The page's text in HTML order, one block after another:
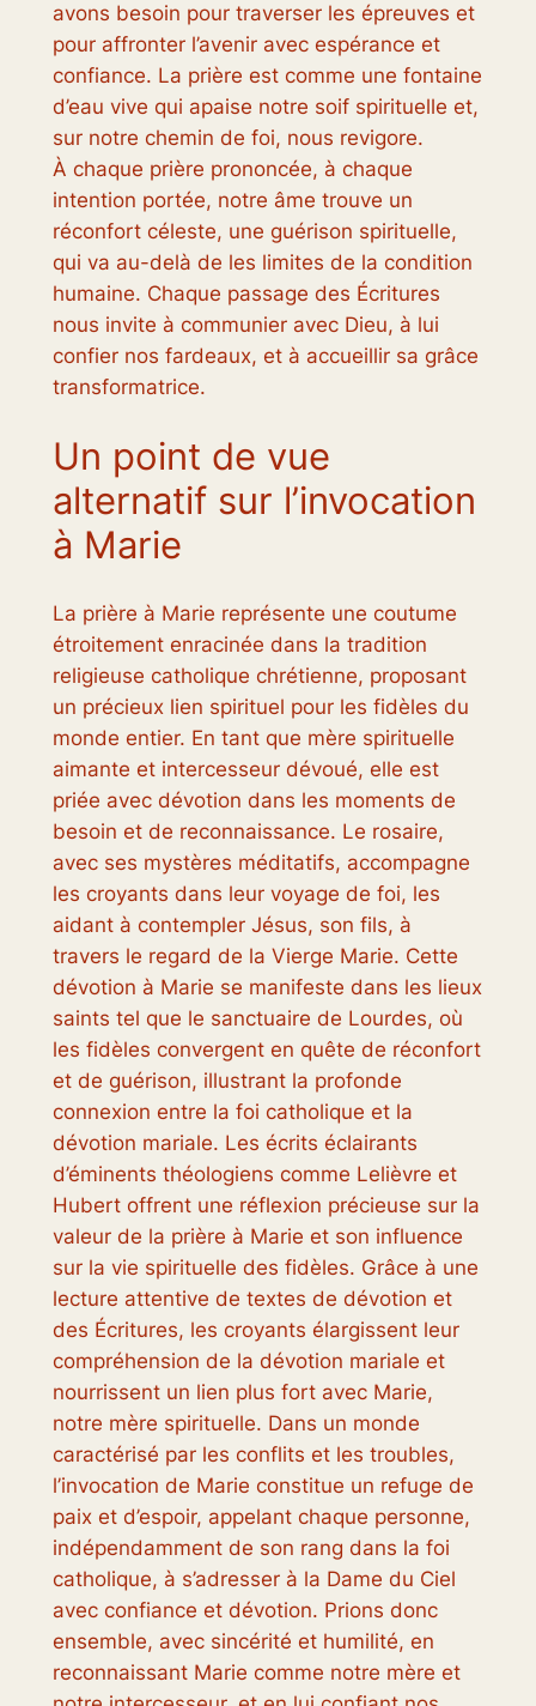
avons besoin pour traverser les épreuves et
pour affronter l’avenir avec espérance et
confiance. La prière est comme une fontaine
d’eau vive qui apaise notre soif spirituelle et,
sur notre chemin de foi, nous revigore.
À chaque prière prononcée, à chaque
intention portée, notre âme trouve un
réconfort céleste, une guérison spirituelle,
qui va au-delà de les limites de la condition
humaine. Chaque passage des Écritures
nous invite à communier avec Dieu, à lui
confier nos fardeaux, et à accueillir sa grâce
transformatrice.
Un point de vue
alternatif sur l’invocation
à Marie
La prière à Marie représente une coutume
étroitement enracinée dans la tradition
religieuse catholique chrétienne, proposant
un précieux lien spirituel pour les fidèles du
monde entier. En tant que mère spirituelle
aimante et intercesseur dévoué, elle est
priée avec dévotion dans les moments de
besoin et de reconnaissance. Le rosaire,
avec ses mystères méditatifs, accompagne
les croyants dans leur voyage de foi, les
aidant à contempler Jésus, son fils, à
travers le regard de la Vierge Marie. Cette
dévotion à Marie se manifeste dans les lieux
saints tel que le sanctuaire de Lourdes, où
les fidèles convergent en quête de réconfort
et de guérison, illustrant la profonde
connexion entre la foi catholique et la
dévotion mariale. Les écrits éclairants
d’éminents théologiens comme Lelièvre et
Hubert offrent une réflexion précieuse sur la
valeur de la prière à Marie et son influence
sur la vie spirituelle des fidèles. Grâce à une
lecture attentive de textes de dévotion et
des Écritures, les croyants élargissent leur
compréhension de la dévotion mariale et
nourrissent un lien plus fort avec Marie,
notre mère spirituelle. Dans un monde
caractérisé par les conflits et les troubles,
l’invocation de Marie constitue un refuge de
paix et d’espoir, appelant chaque personne,
indépendamment de son rang dans la foi
catholique, à s’adresser à la Dame du Ciel
avec confiance et dévotion. Prions donc
ensemble, avec sincérité et humilité, en
reconnaissant Marie comme notre mère et